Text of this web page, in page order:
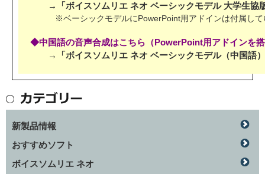
→「ボイスソムリエ ネオ ベーシックモデル 大学生協
※ベーシックモデルにPowerPoint用アドインは付属して
◆中国語の音声合成はこちら（PowerPoint用アドインを
→「ボイスソムリエ ネオ ベーシックモデル（中国語
新製品情報
おすすめソフト
ボイスソムリエ ネオ